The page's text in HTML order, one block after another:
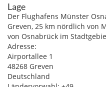
Lage
Der Flughafens Münster
Greven, 25 km nördlich von
von Osnabrück im
Adresse:
Airportallee 1
48268 Greven
Deutschland